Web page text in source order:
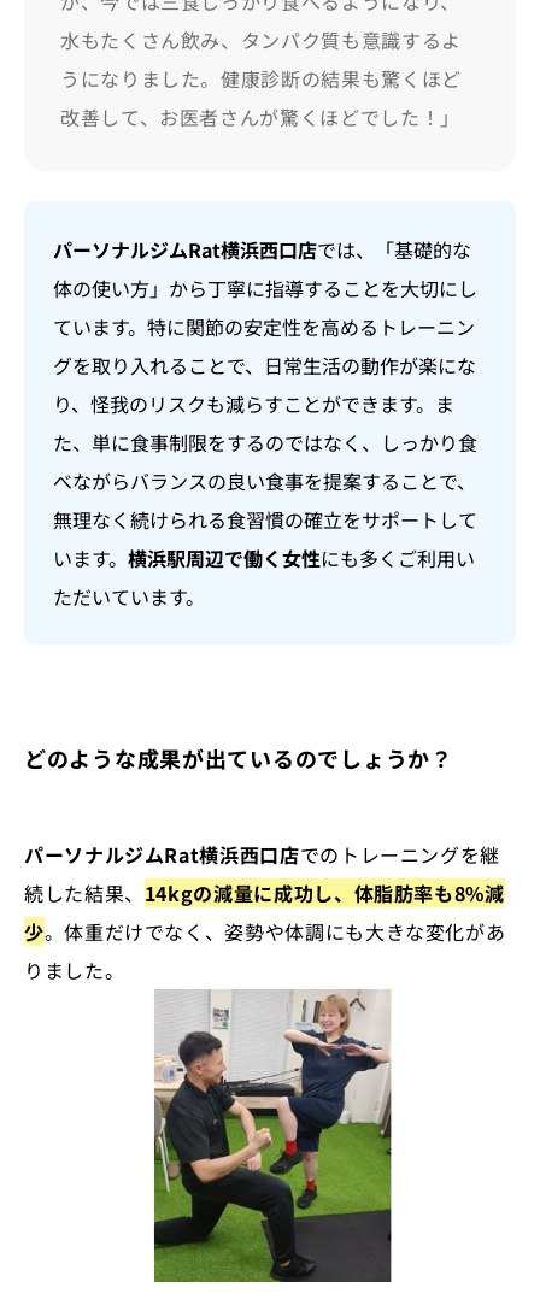
水もたくさん飲み、タンパク質も意識するよ
うになりました。健康診断の結果も驚くほど
改善して、お医者さんが驚くほどでした！」
パーソナルジムRat横浜西口店では、「基礎的な
体の使い方」から丁寧に指導することを大切にし
ています。特に関節の安定性を高めるトレーニン
グを取り入れることで、日常生活の動作が楽にな
り、怪我のリスクも減らすことができます。ま
た、単に食事制限をするのではなく、しっかり食
べながらバランスの良い食事を提案することで、
無理なく続けられる食習慣の確立をサポートして
います。 横浜駅周辺で働く女性にも多くご利用い
ただいています。
どのような成果が出ているのでしょうか？
パーソナルジムRat横浜西口店でのトレーニングを継
続した結果、 14kgの減量に成功し、体脂肪率も8%減
少。体重だけでなく、姿勢や体調にも大きな変化があ
りました。